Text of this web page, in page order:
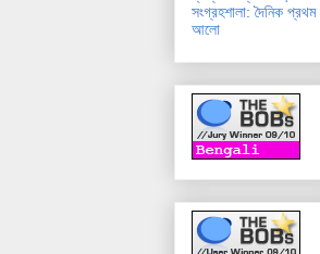
সংগ্রহশালা: দৈনিক প্রথম
আলো